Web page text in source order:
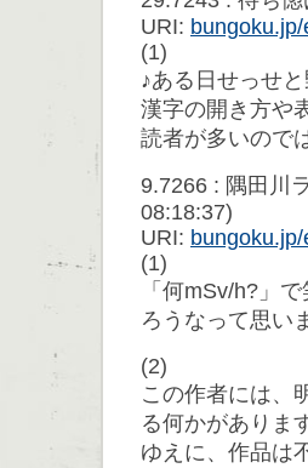
URI:
(1)
♪ある日せっせと
漢字の開き方や
読者が多いので
9.7266 : 隅田
08:18:37)
URI:
(1)
「何mSv/h?」
ろうなって思い
(2)
この作者には、
る何かがありま
ゆえに、作品は